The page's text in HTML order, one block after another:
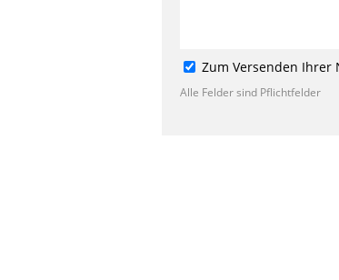
Zum Versenden Ihrer
Alle Felder sind Pflichtfelder